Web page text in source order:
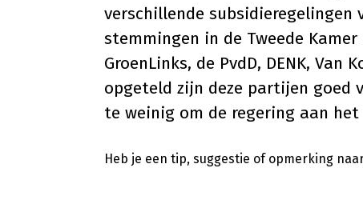
verschillende
stemmingen in de Tweede
GroenLinks, de PvdD, DENK, Van
opgeteld zijn deze partijen goed
te weinig om de regering aan
Heb je een tip, suggestie of opmerking